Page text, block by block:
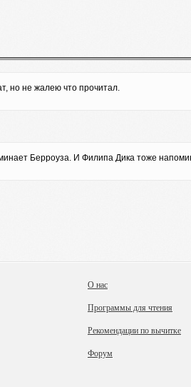
но не жалею что прочитал.
Берроуза. И Филипа Дика тоже
О нас
Программы для чтения
Рекомендации по вычитке
Форум